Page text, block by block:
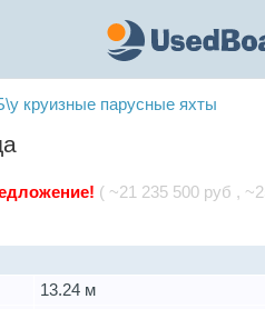
круизные парусные яхты
( ~21 235 500 руб ,
13.24 м